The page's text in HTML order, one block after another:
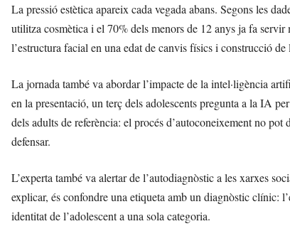
La pressió estètica apareix cada vegada abans. Segons les
utilitza cosmètica i el 70% dels menors de 12 anys ja fa
l’estructura facial en una edat de canvis físics i construcció
La jornada també va abordar l’impacte de la intel·ligència
en la presentació, un terç dels adolescents pregunta a la IA
dels adults de referència: el procés d’autoconeixement no
defensar.
L’experta també va alertar de l’autodiagnòstic a les xarxes
explicar, és confondre una etiqueta amb un diagnòstic clínic:
identitat de l’adolescent a una sola categoria.